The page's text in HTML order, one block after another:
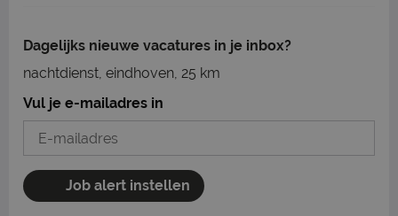
Dagelijks nieuwe vacatures in je inbox?
nachtdienst, eindhoven, 25 km
Vul je e-mailadres in
Job alert instellen